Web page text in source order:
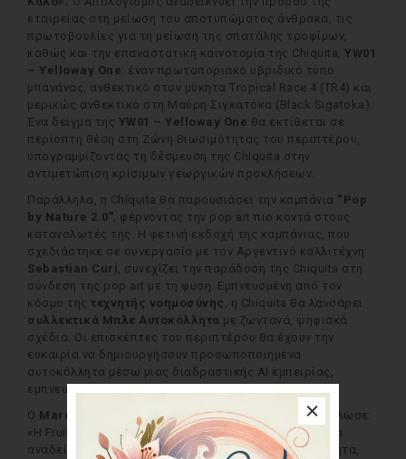
εταιρείας στη μείωση του αποτυπώματος άνθρακα, τις
πρωτοβουλίες για τη μείωση της σπατάλης τροφίμων,
καθώς και την επαναστατική καινοτομία της Chiquita, YW01
– Yelloway One: έναν πρωτοποριακό υβριδικό τύπο
μπανάνας, ανθεκτικό στον μύκητα Tropical Race 4 (TR4) και
μερικώς ανθεκτικό στη Μαύρη Σιγκατόκα (Black Sigatoka).
Ένα δείγμα της YW01 – Yelloway One θα εκτίθεται σε
περίοπτη θέση στη Ζώνη Βιωσιμότητας του περιπτέρου,
υπογραμμίζοντας τη δέσμευση της Chiquita στην
αντιμετώπιση κρίσιμων γεωργικών προκλήσεων.
Παράλληλα, η Chiquita θα παρουσιάσει την καμπάνια “Pop
by Nature 2.0”, φέρνοντας την pop art πιο κοντά στους
καταναλωτές της. Η φετινή εκδοχή της καμπάνιας, που
σχεδιάστηκε σε συνεργασία με τον Αργεντινό καλλιτέχνη
Sebastian Curi, συνεχίζει την παράδοση της Chiquita στη
σύνδεση της pop art με τη φύση. Εμπνευσμένη από τον
κόσμο της τεχνητής νοημοσύνης , η Chiquita θα λανσάρει
συλλεκτικά Μπλε Αυτοκόλλητα με ζωντανά, ψηφιακά
σχέδια. Οι επισκέπτες του περιπτέρου θα έχουν την
ευκαιρία να δημιουργήσουν προσωποποιημένα
αυτοκόλλητα μέσω μιας διαδραστικής AI εμπειρίας,
εμπνευσμένης από την καμπάνια.
Ο Marco Volpi, Head of Marketing της Chiquita, δήλωσε:
«Η Fruit Logistica Berlin είναι μια μοναδική ευκαιρία να
αναδείξουμε όχι μόνο το όραμά μας για τη βιωσιμότητα,